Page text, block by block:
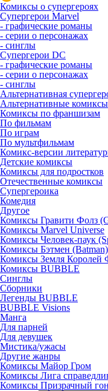
Комиксы о супергероях
Супергерои Marvel
- графические романы
- серии о персонажах
- синглы
Супергерои DC
- графические романы
- серии о персонажах
- синглы
Альтернативная
Альтернативные комиксы
Комиксы по франшизам
По фильмам
По играм
По мультфильмам
Комикс-версии
Детские комиксы
Комиксы для подростков
Отечественные комиксы
Супергероика
Комедия
Другое
Комиксы Гравити Фолз
Комиксы Marvel Universe
Комиксы Человек-паук
Комиксы Бэтмен (Batman)
Комиксы Земля Королей
Комиксы BUBBLE
Синглы
Сборники
Легенды BUBBLE
BUBBLE Visions
Манга
Для парней
Для девушек
Мистика/ужасы
Другие жанры
Комиксы Майор Гром
Комиксы Лига
Комиксы Призрачный